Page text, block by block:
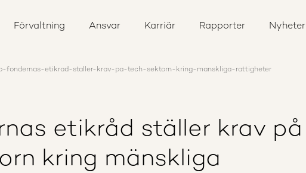
Förvaltning Ansvar Karriär Rapporter Nyheter
fondernas-etikrad-staller-krav-pa-tech-sektorn-kring-manskliga-rattigheter
etikråd ställer krav på
kring mänskliga